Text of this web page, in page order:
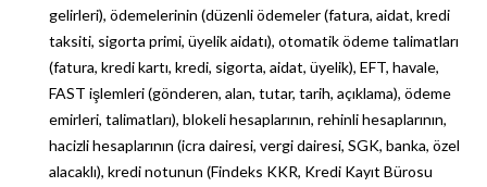
gelirleri), ödemelerinin (düzenli ödemeler (fatura, aidat, kredi
taksiti, sigorta primi, üyelik aidatı), otomatik ödeme talimatları
(fatura, kredi kartı, kredi, sigorta, aidat, üyelik), EFT, havale,
FAST işlemleri (gönderen, alan, tutar, tarih, açıklama), ödeme
emirleri, talimatları), blokeli hesaplarının, rehinli hesaplarının,
hacizli hesaplarının (icra dairesi, vergi dairesi, SGK, banka, özel
alacaklı), kredi notunun (Findeks KKR, Kredi Kayıt Bürosu